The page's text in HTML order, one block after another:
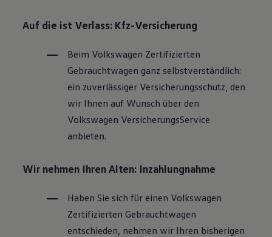
Auf die ist Verlass: Kfz-Versicherung
Beim Volkswagen Zertifizierten
Gebrauchtwagen ganz selbstverständlich:
ein zuverlässiger Versicherungsschutz, den
wir Ihnen auf Wunsch über den
Volkswagen VersicherungsService
anbieten.
Wir nehmen Ihren Alten: Inzahlungnahme
Haben Sie sich für einen Volkswagen
Zertifizierten Gebrauchtwagen
entschieden, nehmen wir Ihren bisherigen